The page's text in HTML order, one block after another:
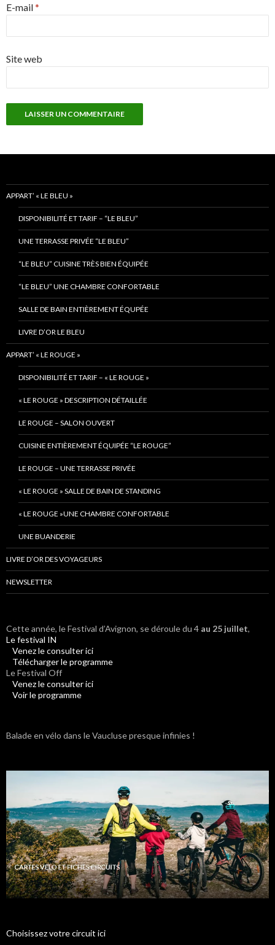
E-mail*
Site web
APPART’ « LE BLEU »
DISPONIBILITÉ ET TARIF – “LE BLEU”
UNE TERRASSE PRIVÉE “LE BLEU”
“LE BLEU” CUISINE TRÈS BIEN ÉQUIPÉE
“LE BLEU” UNE CHAMBRE CONFORTABLE
SALLE DE BAIN ENTIÈREMENT ÉQUPÉE
LIVRE D’OR LE BLEU
APPART’ « LE ROUGE »
DISPONIBILITÉ ET TARIF – « LE ROUGE »
« LE ROUGE » DESCRIPTION DÉTAILLÉE
LE ROUGE – SALON OUVERT
CUISINE ENTIÈREMENT ÉQUIPÉE “LE ROUGE”
LE ROUGE – UNE TERRASSE PRIVÉE
« LE ROUGE » SALLE DE BAIN DE STANDING
« LE ROUGE »UNE CHAMBRE CONFORTABLE
UNE BUANDERIE
LIVRE D’OR DES VOYAGEURS
NEWSLETTER
Cette année, le Festival d’Avignon, se déroule du 4 au 25 juillet,
Le festival IN
Venez le consulter ici
Télécharger le programme
Le Festival Off
Venez le consulter ici
Voir le programme
Balade en vélo dans le Vaucluse presque infinies !
Choisissez votre circuit ici